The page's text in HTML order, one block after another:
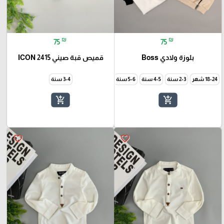
75 ₪
بلوزة ولادي Boss
18-24 شهر 2-3 سنة 4-5 سنة 5-6 سنة
add_shopping_cart
75 ₪
قميص قبة صيني ICON 2415
3-4 سنة
add_shopping_cart
favorite_border
favorite_border